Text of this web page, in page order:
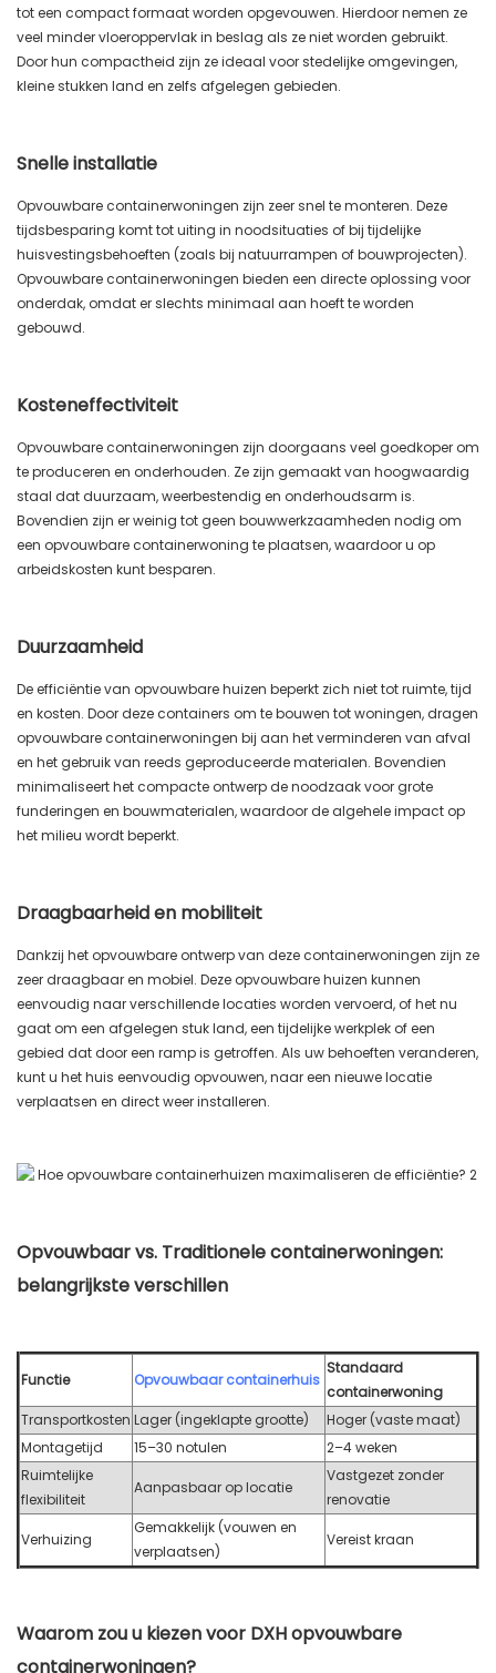
tot een compact formaat worden opgevouwen. Hierdoor nemen ze
veel minder vloeroppervlak in beslag als ze niet worden gebruikt.
Door hun compactheid zijn ze ideaal voor stedelijke omgevingen,
kleine stukken land en zelfs afgelegen gebieden.
Snelle installatie
Opvouwbare containerwoningen zijn zeer snel te monteren. Deze
tijdsbesparing komt tot uiting in noodsituaties of bij tijdelijke
huisvestingsbehoeften (zoals bij natuurrampen of bouwprojecten).
Opvouwbare containerwoningen bieden een directe oplossing voor
onderdak, omdat er slechts minimaal aan hoeft te worden
gebouwd.
Kosteneffectiviteit
Opvouwbare containerwoningen zijn doorgaans veel goedkoper om
te produceren en onderhouden. Ze zijn gemaakt van hoogwaardig
staal dat duurzaam, weerbestendig en onderhoudsarm is.
Bovendien zijn er weinig tot geen bouwwerkzaamheden nodig om
een ​​opvouwbare containerwoning te plaatsen, waardoor u op
arbeidskosten kunt besparen.
Duurzaamheid
De efficiëntie van opvouwbare huizen beperkt zich niet tot ruimte, tijd
en kosten. Door deze containers om te bouwen tot woningen, dragen
opvouwbare containerwoningen bij aan het verminderen van afval
en het gebruik van reeds geproduceerde materialen. Bovendien
minimaliseert het compacte ontwerp de noodzaak voor grote
funderingen en bouwmaterialen, waardoor de algehele impact op
het milieu wordt beperkt.
Draagbaarheid en mobiliteit
Dankzij het opvouwbare ontwerp van deze containerwoningen zijn ze
zeer draagbaar en mobiel. Deze opvouwbare huizen kunnen
eenvoudig naar verschillende locaties worden vervoerd, of het nu
gaat om een ​​afgelegen stuk land, een tijdelijke werkplek of een
gebied dat door een ramp is getroffen. Als uw behoeften veranderen,
kunt u het huis eenvoudig opvouwen, naar een nieuwe locatie
verplaatsen en direct weer installeren.
Opvouwbaar vs. Traditionele containerwoningen:
belangrijkste verschillen
Functie Opvouwbaar containerhuis
Standaard
containerwoning
Transportkosten Lager (ingeklapte grootte)
Hoger (vaste maat)
Montagetijd
15–30 notulen
2–4 weken
Ruimtelijke
flexibiliteit
Aanpasbaar op locatie
Vastgezet zonder
renovatie
Verhuizing
Gemakkelijk (vouwen en
verplaatsen)
Vereist kraan
Waarom zou u kiezen voor DXH opvouwbare
containerwoningen?